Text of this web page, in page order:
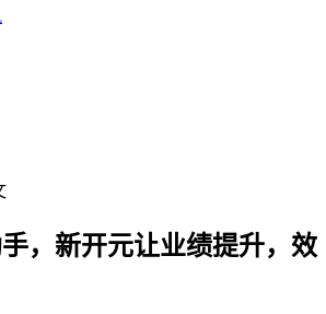
，新开元让业绩提升，效